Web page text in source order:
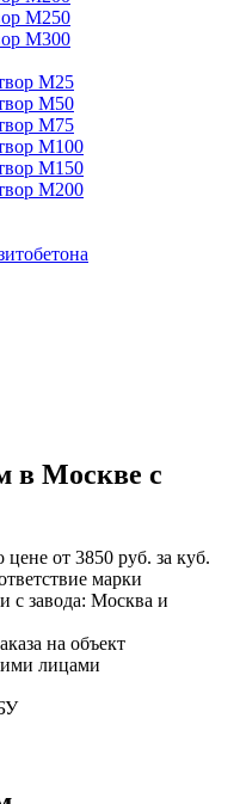
М250
М300
М25
М50
М75
М100
М150
М200
в Москве с
от 3850 руб. за куб.
марки
с завода: Москва и
на объект
лицами